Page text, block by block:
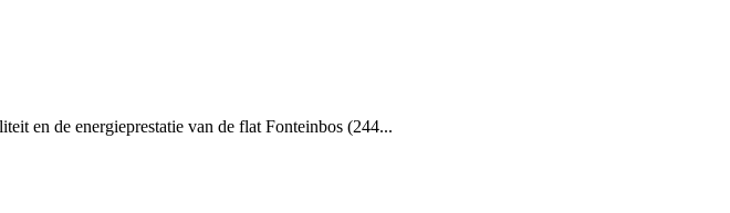
en de energieprestatie van de flat Fonteinbos (244...